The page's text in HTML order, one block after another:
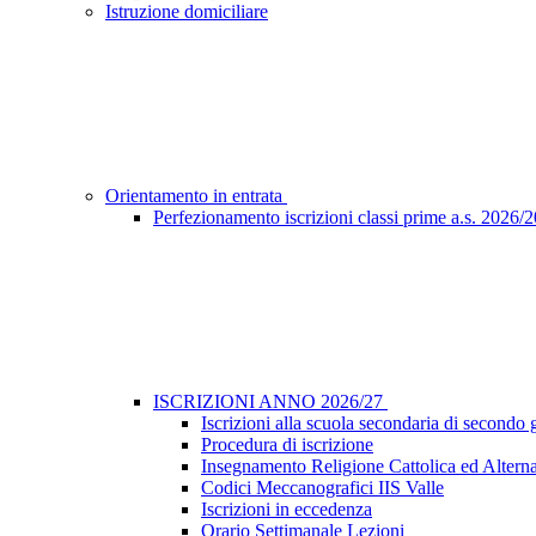
Istruzione domiciliare
Orientamento in entrata
Perfezionamento iscrizioni classi prime a.s. 2026/
ISCRIZIONI ANNO 2026/27
Iscrizioni alla scuola secondaria di secondo
Procedura di iscrizione
Insegnamento Religione Cattolica ed
Codici Meccanografici IIS Valle
Iscrizioni in eccedenza
Orario Settimanale Lezioni